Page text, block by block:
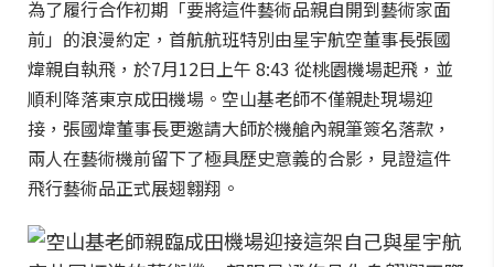
為了履行合作初期「要將這件藝術品親自開到藝術家面
前」的浪漫約定，首航航班特別由星宇航空董事長張國
煒親自執飛，於7月12日上午 8:43 從桃園機場起飛，並
順利降落東京成田機場。空山基老師不僅親赴現場迎
接，張國煒董事長更邀請大師於機艙內親筆簽名落款，
兩人在藝術機前留下了極具歷史意義的合影，見證這件
飛行藝術品正式展翅翱翔。